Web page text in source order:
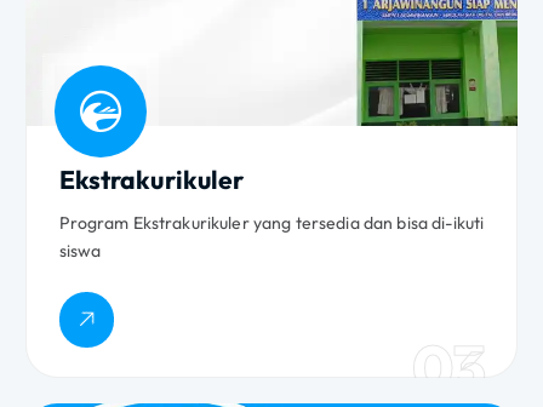
Ekstrakurikuler
Program Ekstrakurikuler yang tersedia dan bisa di-ikuti
siswa
03